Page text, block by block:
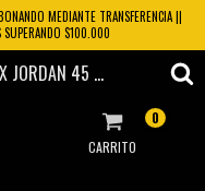
MEDIANTE TRANSFERENCIA ||
SUPERANDO $100.000
CAMISETA MLB CHICAGO WHITE SOX JORDAN 45 BLACK EDITION - [CHC0053]
CARRITO
0